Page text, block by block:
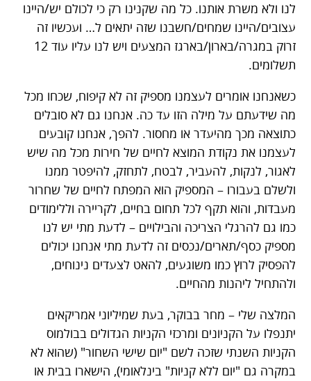
לנו ולא משרת אותנו. כל מה שקנינו רק כי לכולם יש/היינו
עצובים/היינו שמחים/חשבנו שזה יתאים ל… ועכשיו זה
זרוק במגרה/בארון/בארגז המצעים ויש לנו עליו עוד 12
תשלומים.
כשאנחנו אומרים לעצמנו מספיק זה לא קיפוח, שכחו מכל
מה שידעתם על מילה הזו עד כה. אנחנו גם לא סובלים
כתוצאה מכך מהיעדר או מחסור. להפך, אנחנו קובעים
לעצמנו את נקודת המוצא לחיים של חירות מכל מה שיש
לאגור, לנקות, להעביר, לבטח, לתחזק, להיפטר ממנו
ולשלם בעבורו – המספיק הוא המפתח לחיים של שחרור
מעבדות, והוא תקף לכל תחום בחיים, לקריירה וללימודים
כמו גם להרגלי הצריכה והבילויים – לדעת מתי יש לנו
מספיק כסף/תארים/נכסים זה לדעת מתי אנחנו יכולים
להפסיק לרוץ כמו משוגעים, להאט לצעדים נינוחים,
ולהתחיל ליהנות מהחיים.
המלצה שלי – מחר בבוקר, בעת שמיליוני אמריקאים
יתנפלו על הקניונים ומרכזי הקניות הגדולים בבולמוס
הקניות השנתי שזכה לשם "יום שישי השחור" (שהוא לא
במקרה גם "יום ללא קניות" בינלאומי), הישארו בבית או